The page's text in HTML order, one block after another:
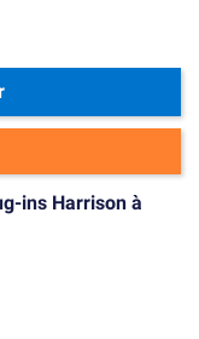
ins Harrison à